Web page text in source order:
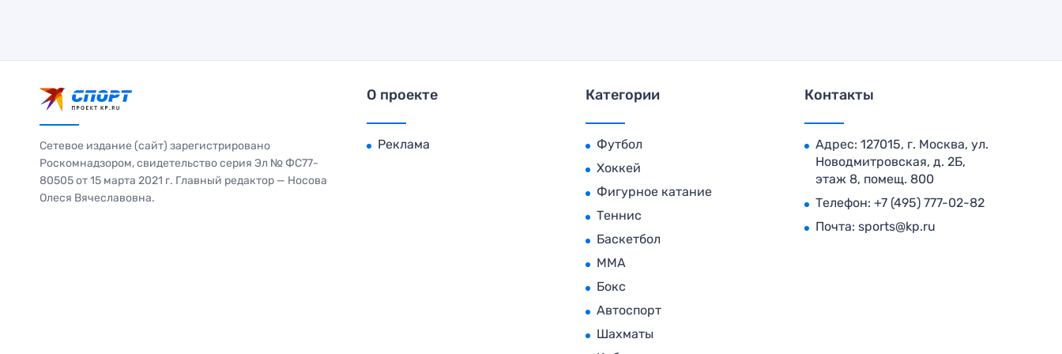
Сетевое издание (сайт) зарегистрировано
Роскомнадзором, свидетельство серия Эл № ФС77-
80505 от 15 марта 2021 г. Главный редактор — Носова
Олеся Вячеславовна.
О проекте
Реклама
Категории
Футбол
Хоккей
Фигурное катание
Теннис
Баскетбол
MMA
Бокс
Автоспорт
Шахматы
Контакты
Адрес: 127015, г. Москва, ул.
Новодмитровская, д. 2Б,
этаж 8, помещ. 800
Телефон: +7 (495) 777-02-82
Почта: sports@kp.ru